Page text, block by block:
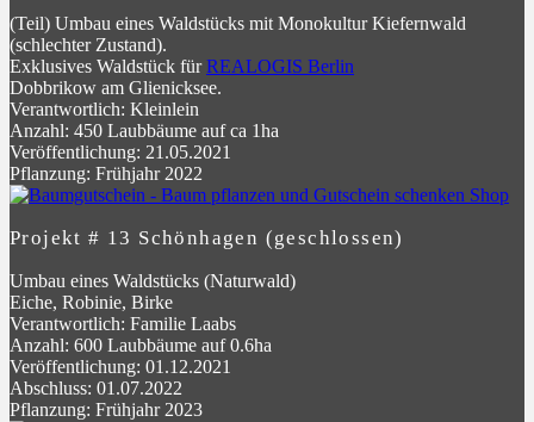
(Teil) Umbau eines Waldstücks mit Monokultur Kiefernwald
(schlechter Zustand).
Exklusives Waldstück fürREALOGIS Berlin
Dobbrikow am Glienicksee.
Verantwortlich: Kleinlein
Anzahl: 450 Laubbäume auf ca 1ha
Veröffentlichung: 21.05.2021
Pflanzung: Frühjahr 2022
Projekt # 13 Schönhagen (geschlossen)
Umbau eines Waldstücks (Naturwald)
Eiche, Robinie, Birke
Verantwortlich: Familie Laabs
Anzahl: 600 Laubbäume auf 0.6ha
Veröffentlichung: 01.12.2021
Abschluss: 01.07.2022
Pflanzung: Frühjahr 2023